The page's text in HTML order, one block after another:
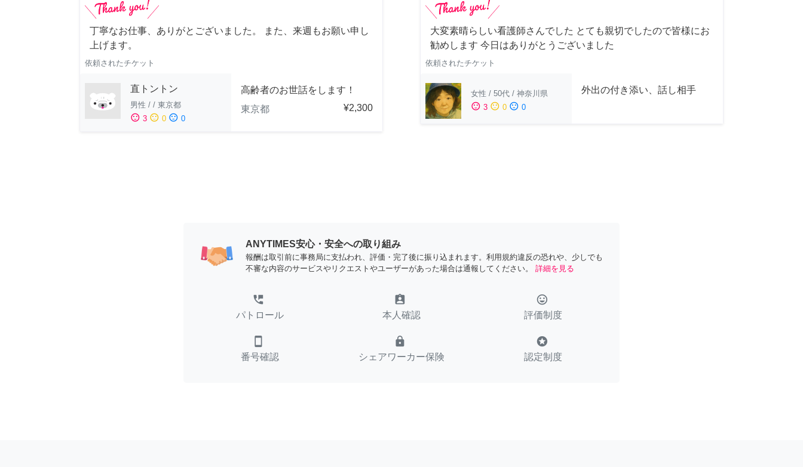
丁寧なお仕事、ありがとございました。 また、来週もお願い申し
上げます。
依頼されたチケット
直トントン
男性 / / 東京都
sentiment_satisfied 3 sentiment_neutral 0 sentiment_dissatisfied 0
高齢者のお世話をします！
東京都
¥2,300
大変素晴らしい看護師さんでした とても親切でしたので皆様にお
勧めします 今日はありがとうございました
依頼されたチケット
女性 / 50代 / 神奈川県
sentiment_satisfied 3 sentiment_neutral 0 sentiment_dissatisfied 0
外出の付き添い、話し相手
ANYTIMES安心・安全への取り組み
報酬は取引前に事務局に支払われ、評価・完了後に振り込まれます。利用規約違反の恐れや、少しでも
不審な内容のサービスやリクエストやユーザーがあった場合は通報してください。
詳細を見る
perm_phone_msg
パトロール
assignment_ind
本人確認
tag_faces
評価制度
smartphone
番号確認
lock
シェアワーカー保険
stars
認定制度